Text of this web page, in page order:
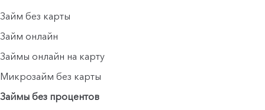
Займ без карты
Займ онлайн
Займы онлайн на карту
Микрозайм без карты
Займы без процентов